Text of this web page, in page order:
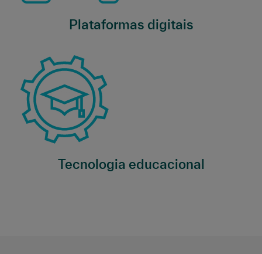
Plataformas digitais
Tecnologia educacional